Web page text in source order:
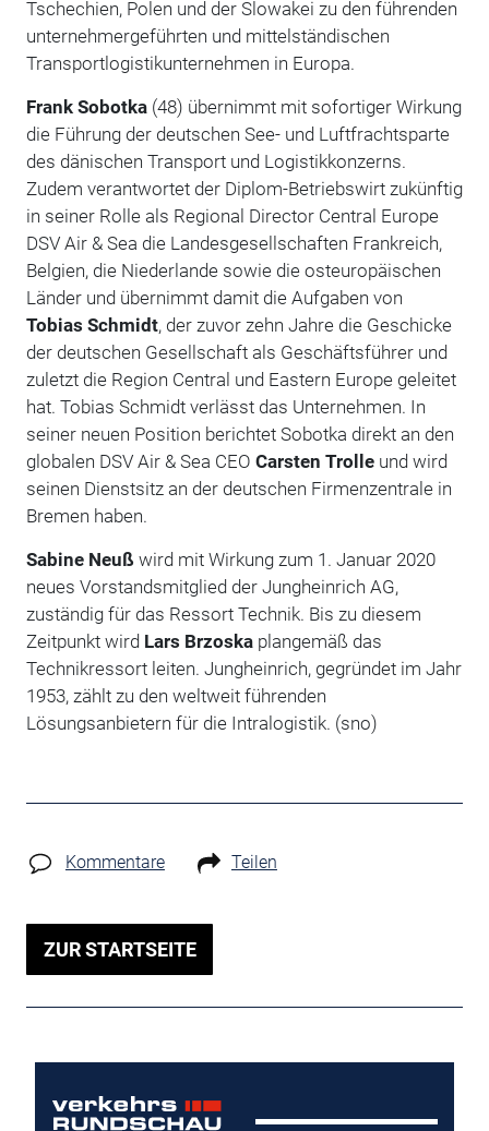
Tschechien, Polen und der Slowakei zu den führenden
unternehmergeführten und mittelständischen
Transportlogistikunternehmen in Europa.
Frank Sobotka(48) übernimmt mit sofortiger Wirkung
die Führung der deutschen See- und Luftfrachtsparte
des dänischen Transport und Logistikkonzerns.
Zudem verantwortet der Diplom-Betriebswirt zukünftig
in seiner Rolle als Regional Director Central Europe
DSV Air & Sea die Landesgesellschaften Frankreich,
Belgien, die Niederlande sowie die osteuropäischen
Länder und übernimmt damit die Aufgaben von
Tobias Schmidt, der zuvor zehn Jahre die Geschicke
der deutschen Gesellschaft als Geschäftsführer und
zuletzt die Region Central und Eastern Europe geleitet
hat. Tobias Schmidt verlässt das Unternehmen. In
seiner neuen Position berichtet Sobotka direkt an den
globalen DSV Air & Sea CEO Carsten Trolleund wird
seinen Dienstsitz an der deutschen Firmenzentrale in
Bremen haben.
Sabine Neuß wird mit Wirkung zum 1. Januar 2020
neues Vorstandsmitglied der Jungheinrich AG,
zuständig für das Ressort Technik. Bis zu diesem
Zeitpunkt wird Lars Brzoskaplangemäß das
Technikressort leiten. Jungheinrich, gegründet im Jahr
1953, zählt zu den weltweit führenden
Lösungsanbietern für die Intralogistik. (sno)
Kommentare Teilen
ZUR STARTSEITE